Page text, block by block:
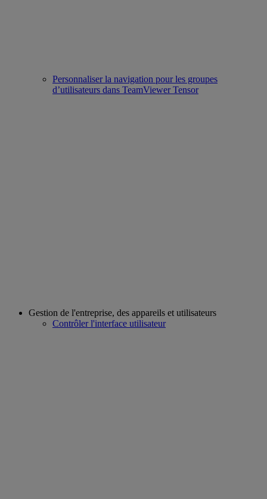
Personnaliser la navigation pour les groupes
d’utilisateurs dans TeamViewer Tensor
Gestion de l'entreprise, des appareils et utilisateurs
Contrôler l'interface utilisateur